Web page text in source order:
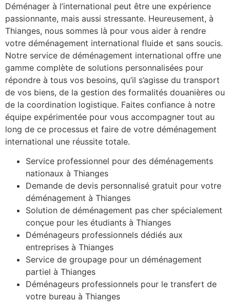
Déménager à l’international peut être une expérience
passionnante, mais aussi stressante. Heureusement, à
Thianges, nous sommes là pour vous aider à rendre
votre déménagement international fluide et sans soucis.
Notre service de déménagement international offre une
gamme complète de solutions personnalisées pour
répondre à tous vos besoins, qu’il s’agisse du transport
de vos biens, de la gestion des formalités douanières ou
de la coordination logistique. Faites confiance à notre
équipe expérimentée pour vous accompagner tout au
long de ce processus et faire de votre déménagement
international une réussite totale.
Service professionnel pour des déménagements
nationaux à Thianges
Demande de devis personnalisé gratuit pour votre
déménagement à Thianges
Solution de déménagement pas cher spécialement
conçue pour les étudiants à Thianges
Déménageurs professionnels dédiés aux
entreprises à Thianges
Service de groupage pour un déménagement
partiel à Thianges
Déménageurs professionnels pour le transfert de
votre bureau à Thianges